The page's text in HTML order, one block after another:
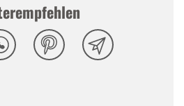
Geschmack mit Aromen
Schokolade, Kaffee.
harmonisch und mit